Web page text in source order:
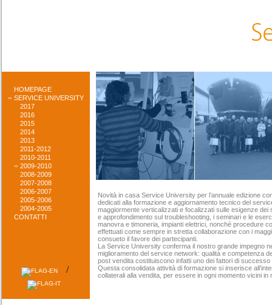
HOMEPAGE
SERVICE UNIVERSITY
2017
2016
2015
2014
2013
2011-2012
2010-2011
2009-2010
2008-2009
2007-2008
2006-2007
2005-2006
2004-2005
CONTATTI
/
Novità in casa Service University per l’annuale edizione
dedicati alla formazione e aggiornamento tecnico del
maggiormente verticalizzati e focalizzati sulle esigenze
e approfondimento sul troubleshooting, i seminari e le
manovra e timoneria, impianti elettrici, nonché procedure
effettuati come sempre in stretta collaborazione con i
consueto il favore dei partecipanti.
La Service University conferma il nostro grande impegno
miglioramento del service network: qualità e competenza
post vendita costituiscono infatti uno dei fattori di
Questa consolidata attività di formazione si inserisce
collaterali alla vendita, per essere in ogni momento vicini in